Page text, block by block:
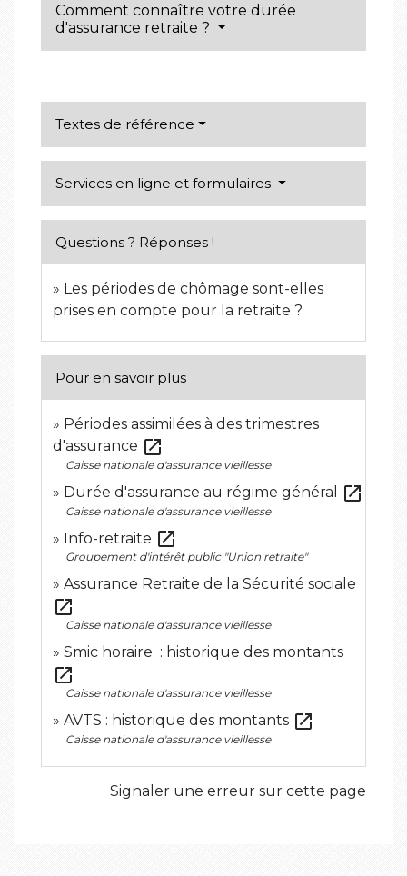
Comment connaître votre durée
d'assurance retraite ?
Textes de référence
Services en ligne et formulaires
Questions ? Réponses !
Les périodes de chômage sont-elles
prises en compte pour la retraite ?
Pour en savoir plus
Périodes assimilées à des trimestres
d'assurance open_in_new
Caisse nationale d'assurance vieillesse
Durée d'assurance au régime général open_in_new
Caisse nationale d'assurance vieillesse
Info-retraite open_in_new
Groupement d'intérêt public "Union retraite"
Assurance Retraite de la Sécurité sociale
open_in_new
Caisse nationale d'assurance vieillesse
Smic horaire : historique des montants
open_in_new
Caisse nationale d'assurance vieillesse
AVTS : historique des montants open_in_new
Caisse nationale d'assurance vieillesse
Signaler une erreur sur cette page